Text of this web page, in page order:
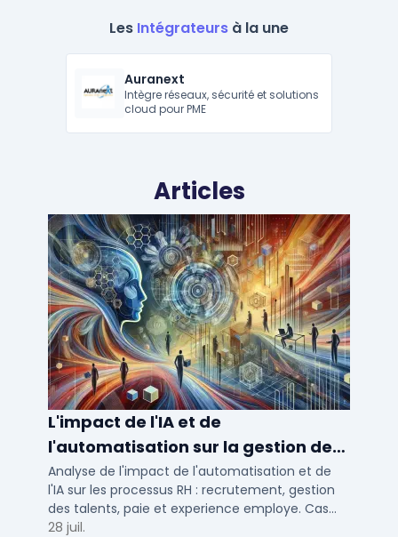
Les Intégrateurs à la une
Auranext
Intègre réseaux, sécurité et solutions
cloud pour PME
Articles
L'impact de l'IA et de
l'automatisation sur la gestion des
talents RH
Analyse de l'impact de l'automatisation et de
l'IA sur les processus RH : recrutement, gestion
des talents, paie et experience employe. Cas
concrets pour TPE, PME et ETI en 2026.
28 juil.